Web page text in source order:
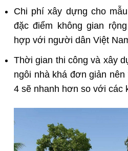
Chi phíxây dựng cho
đặc điểm không gian
hợp với người dân Việt
Thời gian thi công và xây
ngôi nhà khá đơn giản
4 sẽ nhanh hơn so với các